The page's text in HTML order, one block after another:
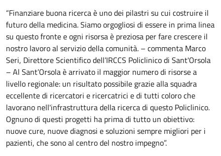
“Finanziare buona ricerca è uno dei pilastri su cui costruire il
futuro della medicina. Siamo orgogliosi di essere in prima linea
su questo fronte e ogni risorsa è preziosa per fare crescere il
nostro lavoro al servizio della comunità. – commenta Marco
Seri, Direttore Scientifico dell’IRCCS Policlinico di Sant'Orsola
– Al Sant’Orsola è arrivato il maggior numero di risorse a
livello regionale: un risultato possibile grazie alla squadra
eccellente di ricercatori e ricercatrici e di tutti coloro che
lavorano nell'infrastruttura della ricerca di questo Policlinico.
Ognuno di questi progetti ha prima di tutto un obiettivo:
nuove cure, nuove diagnosi e soluzioni sempre migliori per i
pazienti, che sono al centro del nostro impegno”.